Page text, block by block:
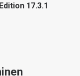
17.3.1